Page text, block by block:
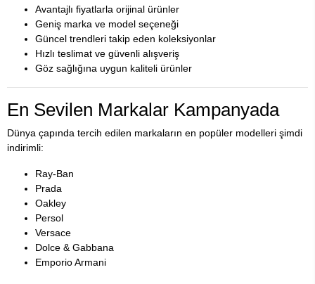
Avantajlı fiyatlarla orijinal ürünler
Geniş marka ve model seçeneği
Güncel trendleri takip eden koleksiyonlar
Hızlı teslimat ve güvenli alışveriş
Göz sağlığına uygun kaliteli ürünler
En Sevilen Markalar Kampanyada
Dünya çapında tercih edilen markaların en popüler modelleri şimdi
indirimli:
Ray-Ban
Prada
Oakley
Persol
Versace
Dolce & Gabbana
Emporio Armani